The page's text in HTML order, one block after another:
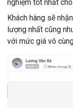
nghiệm tốt nhất
Khách hàng sẽ
lượng nhất cũng
với mức giá vô